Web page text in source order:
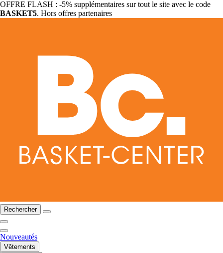
OFFRE FLASH : -5% supplémentaires sur tout le site avec le code
BASKET5. Hors offres partenaires
Rechercher
Nouveautés
Vêtements